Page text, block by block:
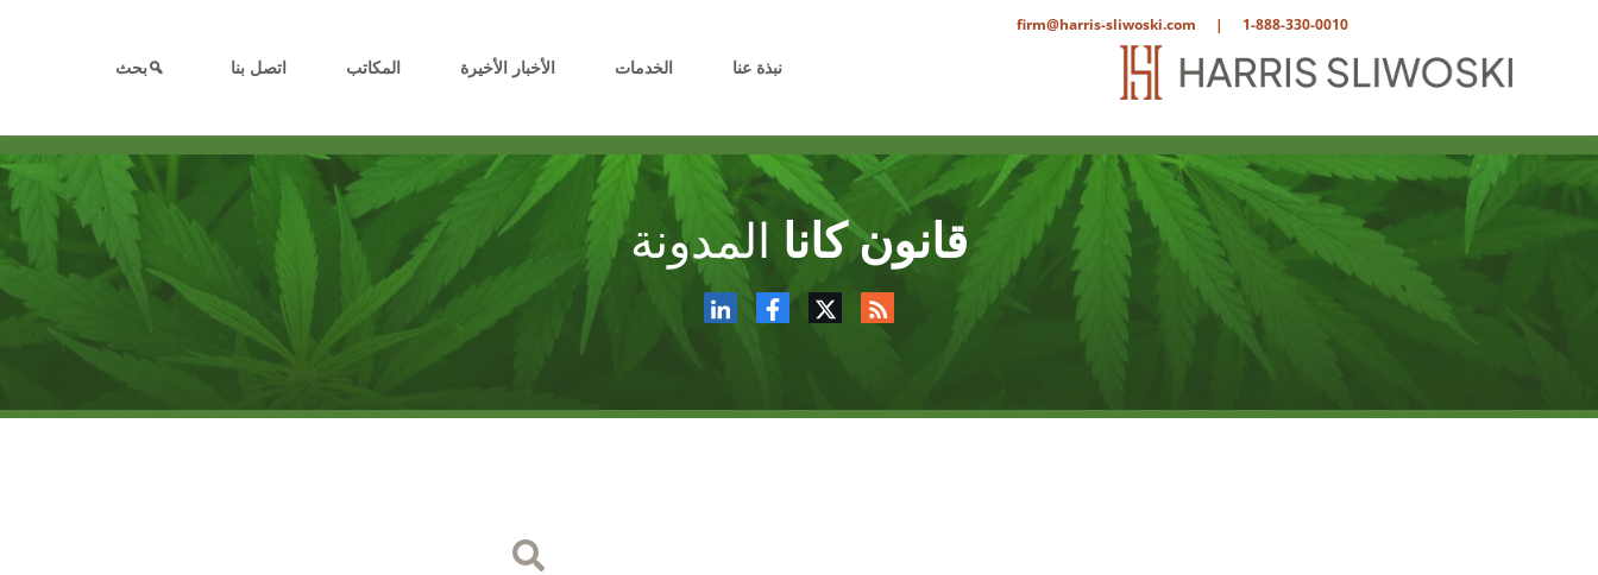
1-888-330-0010
|
firm@harris-sliwoski.com
نبذة عنا الخدمات الأخبار الأخيرة المكاتب اتصل بنا بحث
قانون كانا المدونة